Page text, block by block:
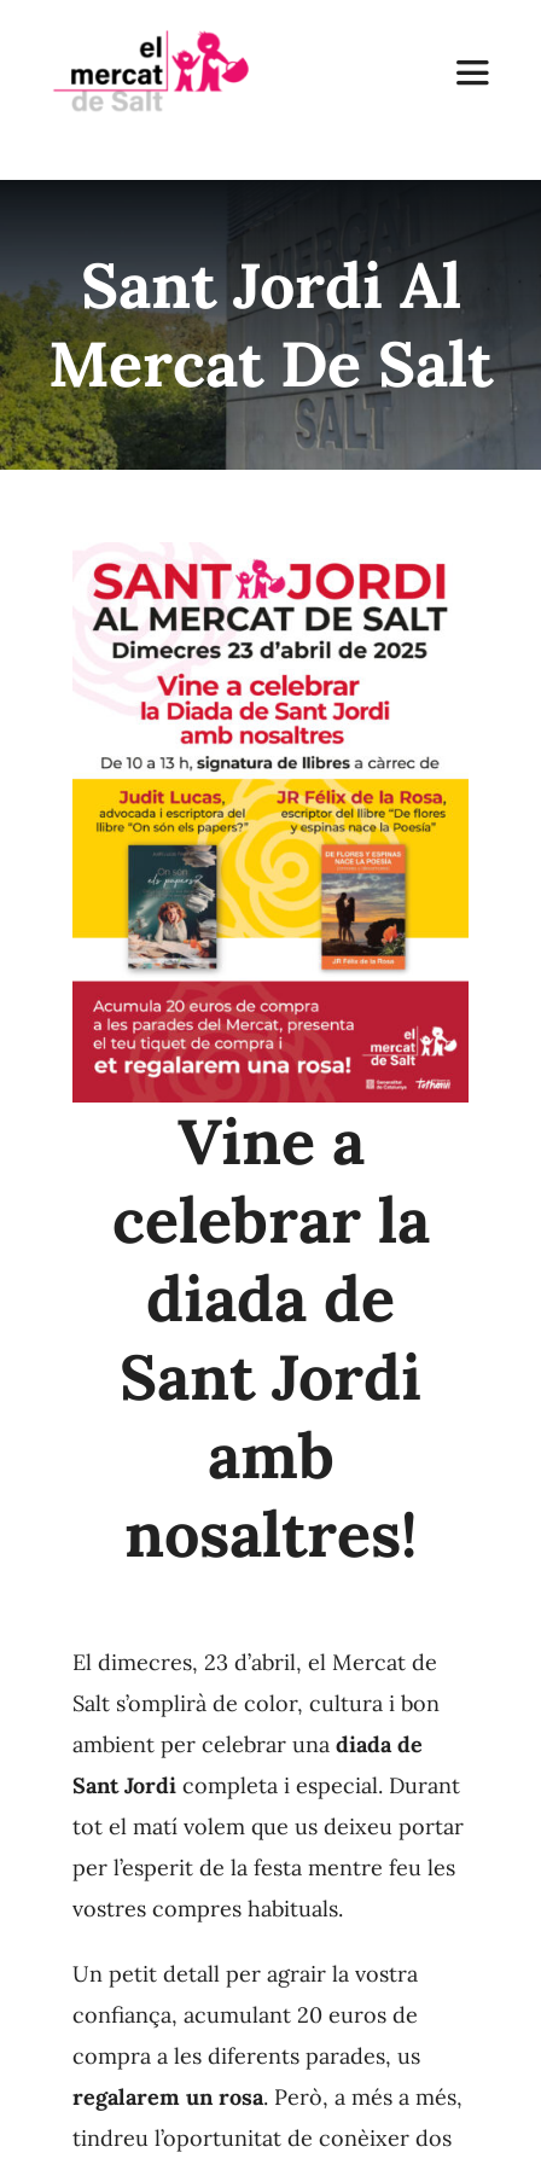
content
Toggle
Inici
El Mercat
Establiments
Receptes
Contacte
Sant Jordi Al
Mercat De Salt
Vine a
celebrar la
diada de
Sant Jordi
amb
nosaltres!
El dimecres, 23 d’abril, el Mercat de
Salt s’omplirà de color, cultura i bon
ambient per celebrar unadiada de
Sant Jordicompleta i especial. Durant
tot el matí volem que us deixeu portar
per l’esperit de la festa mentre feu les
vostres compres habituals.
Un petit detall per agrair la vostra
confiança, acumulant 20 euros de
compra a les diferents parades, us
regalarem un rosa. Però, a més a més,
tindreu l’oportunitat de conèixer dos